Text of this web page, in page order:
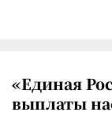
«Единая
выплаты